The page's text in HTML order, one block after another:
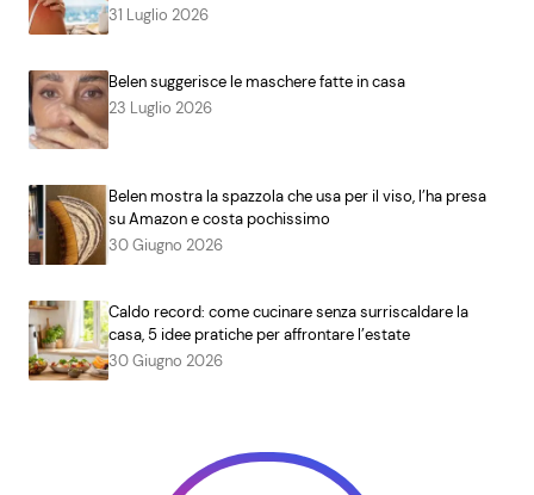
31 Luglio 2026
Belen suggerisce le maschere fatte in casa
23 Luglio 2026
Belen mostra la spazzola che usa per il viso, l’ha presa
su Amazon e costa pochissimo
30 Giugno 2026
Caldo record: come cucinare senza surriscaldare la
casa, 5 idee pratiche per affrontare l’estate
30 Giugno 2026